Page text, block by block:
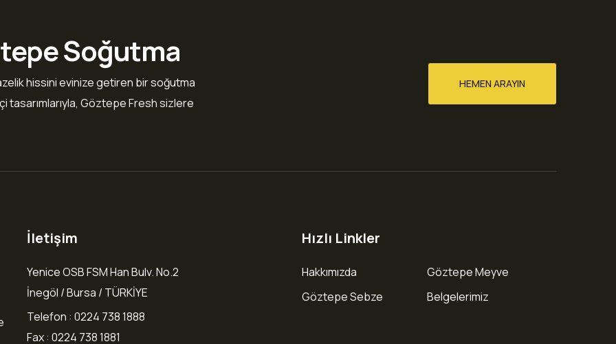
Soğutma
hissini evinize getiren bir soğutma
tasarımlarıyla, Göztepe Fresh sizlere
HEMEN ARAYIN
İletişim
Yenice OSB FSM Han Bulv. No.2
İnegöl / Bursa / TÜRKİYE
Telefon : 0224 738 1888
Fax : 0224 738 1881
Hızlı Linkler
Hakkımızda
Göztepe Sebze
Göztepe Meyve
Belgelerimiz